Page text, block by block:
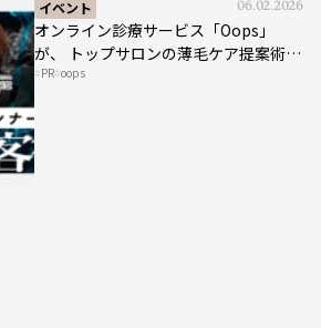
イベント 06.02.2026
オンライン診療サービス「Oops」
が、 トップサロンの薄毛ケア提案術を
HAIRCAMPで公開！
PR oops